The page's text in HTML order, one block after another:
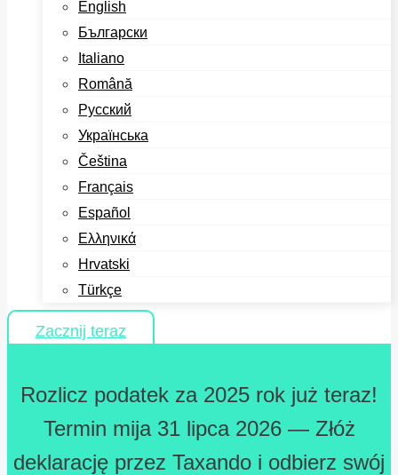
English
Български
Italiano
Română
Русский
Українська
Čeština
Français
Español
Ελληνικά
Hrvatski
Türkçe
Zacznij teraz
Rozlicz podatek za 2025 rok już teraz!
Termin mija 31 lipca 2026 — Złóż
deklarację przez Taxando i odbierz swój